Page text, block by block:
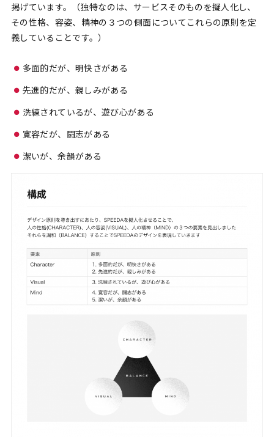
掲げています。（独特なのは、サービスそのものを擬人化し、
その性格、容姿、精神の３つの側面についてこれらの原則を定
義していることです。）
多面的だが、明快さがある
先進的だが、親しみがある
洗練されているが、遊び心がある
寛容だが、闘志がある
潔いが、余韻がある